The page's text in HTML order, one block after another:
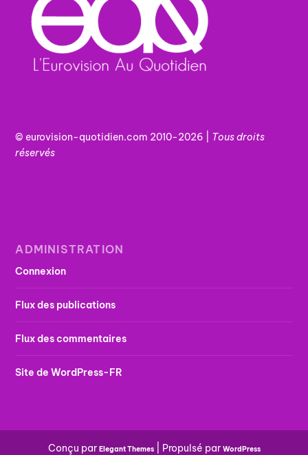
© eurovision-quotidien.com 2010-2026 | Tousdroits
réservés
ADMINISTRATION
Connexion
Flux des publications
Flux des commentaires
Site de WordPress-FR
Conçu par Elegant Themes| Propulsé par WordPress